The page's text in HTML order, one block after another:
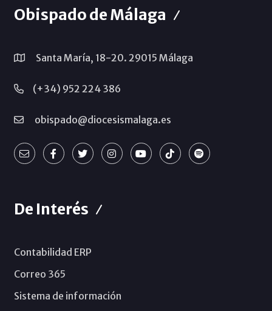
Obispado de Málaga
Santa María, 18-20. 29015 Málaga
(+34) 952 224 386
obispado@diocesismalaga.es
De Interés
Contabilidad ERP
Correo 365
Sistema de información